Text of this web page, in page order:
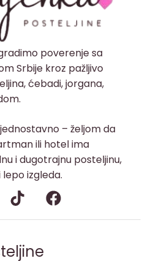
poverenje sa
Srbije kroz pažljivo
ćebadi, jorgana,
– željom da
ili hotel ima
i dugotrajnu posteljinu,
izgleda.